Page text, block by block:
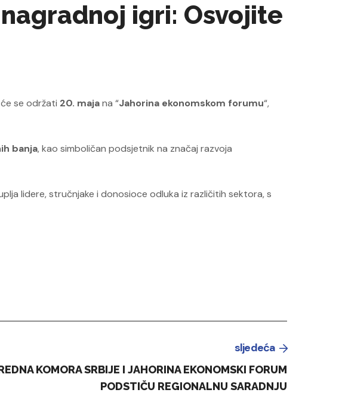
igri: Osvojite
će se održati 20. majana “Jahorina ekonomskom forumu“,
banja, kao simboličan podsjetnik na značaj razvoja
lidere, stručnjake i donosioce odluka iz različitih sektora, s
sljedeća
KOMORA SRBIJE I JAHORINA EKONOMSKI FORUM
PODSTIČU REGIONALNU SARADNJU